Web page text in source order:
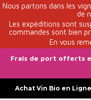
Nous partons dans les
de
Les expéditions sont
commandes sont bien
En vous
Frais de port offerts
Achat Vin Bio en Ligne